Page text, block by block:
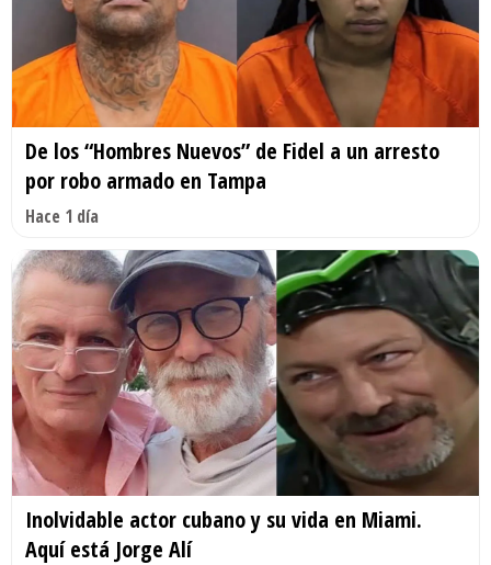
De los “Hombres Nuevos” de Fidel a un arresto
por robo armado en Tampa
Hace 1 día
Inolvidable actor cubano y su vida en Miami.
Aquí está Jorge Alí